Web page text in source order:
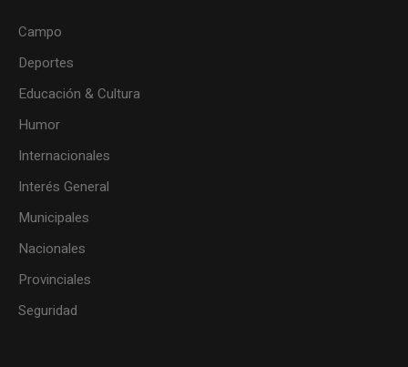
Campo
Deportes
Educación & Cultura
Humor
Internacionales
Interés General
Municipales
Nacionales
Provinciales
Seguridad